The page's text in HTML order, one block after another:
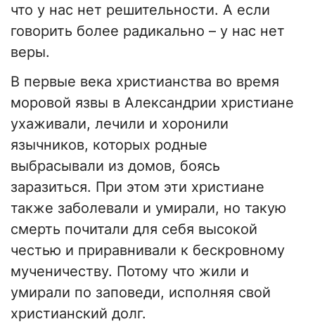
что у нас нет решительности. А если
говорить более радикально – у нас нет
веры.
В первые века христианства во время
моровой язвы в Александрии христиане
ухаживали, лечили и хоронили
язычников, которых родные
выбрасывали из домов, боясь
заразиться. При этом эти христиане
также заболевали и умирали, но такую
смерть почитали для себя высокой
честью и приравнивали к бескровному
мученичеству. Потому что жили и
умирали по заповеди, исполняя свой
христианский долг.